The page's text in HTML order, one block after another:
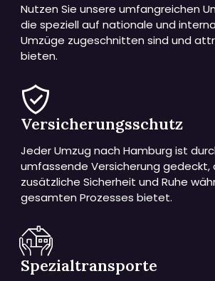
Nutzen Sie unsere umfangreichen
die speziell auf nationale und
Umzüge zugeschnitten sind und
bieten.
Versicherungsschutz
Jeder Umzug nach Hamburg ist
umfassende Versicherung gedeckt,
zusätzliche Sicherheit und Ruhe
gesamten Prozesses bietet.
Spezialtransporte